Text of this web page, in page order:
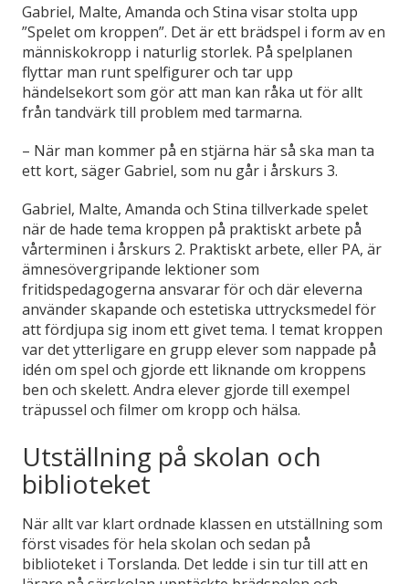
Gabriel, Malte, Amanda och Stina visar stolta upp
”Spelet om kroppen”. Det är ett brädspel i form av en
människokropp i naturlig storlek. På spelplanen
flyttar man runt spelfigurer och tar upp
händelsekort som gör att man kan råka ut för allt
från tandvärk till problem med tarmarna.
– När man kommer på en stjärna här så ska man ta
ett kort, säger Gabriel, som nu går i årskurs 3.
Gabriel, Malte, Amanda och Stina tillverkade spelet
när de hade tema kroppen på praktiskt arbete på
vårterminen i årskurs 2. Praktiskt arbete, eller PA, är
ämnesövergripande lektioner som
fritidspedagogerna ansvarar för och där eleverna
använder skapande och estetiska uttrycksmedel för
att fördjupa sig inom ett givet tema. I temat kroppen
var det ytterligare en grupp elever som nappade på
idén om spel och gjorde ett liknande om kroppens
ben och skelett. Andra elever gjorde till exempel
träpussel och filmer om kropp och hälsa.
Utställning på skolan och
biblioteket
När allt var klart ordnade klassen en utställning som
först visades för hela skolan och sedan på
biblioteket i Torslanda. Det ledde i sin tur till att en